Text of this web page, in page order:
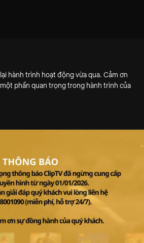
hành trình hoạt động vừa qua. Cảm ơn
phần quan trọng trong hành trình của